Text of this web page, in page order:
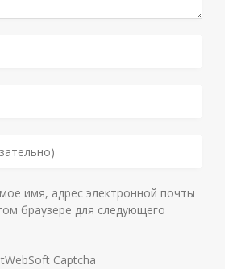
имя, адрес электронной почты
браузере для следующего
Captcha